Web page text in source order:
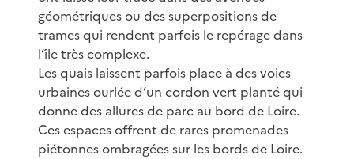
géométriques ou des superpositions de
trames qui rendent parfois le repérage dans
l’île très complexe.
Les quais laissent parfois place à des voies
urbaines ourlée d’un cordon vert planté qui
donne des allures de parc au bord de Loire.
Ces espaces offrent de rares promenades
piétonnes ombragées sur les bords de Loire.